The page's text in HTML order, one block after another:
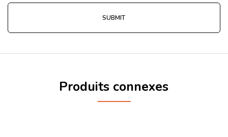
Produits connexes